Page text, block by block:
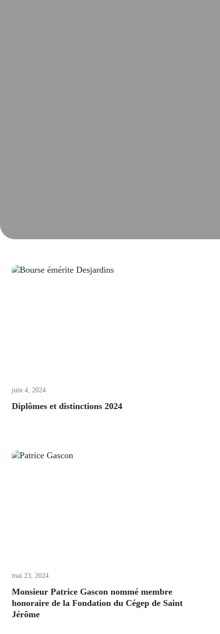
juin 4, 2024
Diplômes et distinctions 2024
mai 23, 2024
Monsieur Patrice Gascon nommé membre
honoraire de la Fondation du Cégep de Saint
Jérôme